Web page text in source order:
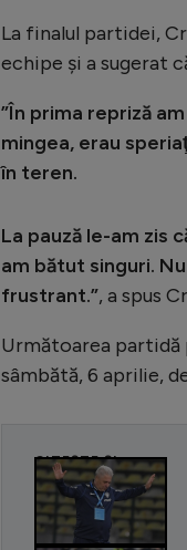
La finalul partidei,
echipe și a sugerat
”În prima repriză
mingea, erau
în teren.
La pauză le-am zis
am bătut singuri.
frustrant.”, a spus
Următoarea partidă
sâmbătă, 6 aprilie,
CITEȘTE ȘI